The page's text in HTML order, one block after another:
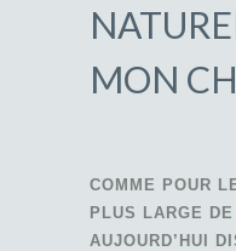
MON
COMME POUR
PLUS LARGE
AUJOURD’HUI